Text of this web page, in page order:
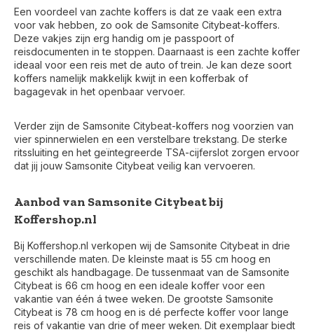
Een voordeel van zachte koffers is dat ze vaak een extra
voor vak hebben, zo ook de Samsonite Citybeat-koffers.
Deze vakjes zijn erg handig om je passpoort of
reisdocumenten in te stoppen. Daarnaast is een zachte koffer
ideaal voor een reis met de auto of trein. Je kan deze soort
koffers namelijk makkelijk kwijt in een kofferbak of
bagagevak in het openbaar vervoer.
Verder zijn de Samsonite Citybeat-koffers nog voorzien van
vier spinnerwielen en een verstelbare trekstang. De sterke
ritssluiting en het geïntegreerde TSA-cijferslot zorgen ervoor
dat jij jouw Samsonite Citybeat veilig kan vervoeren.
Aanbod van Samsonite Citybeat bij
Koffershop.nl
Bij Koffershop.nl verkopen wij de Samsonite Citybeat in drie
verschillende maten. De kleinste maat is 55 cm hoog en
geschikt als handbagage. De tussenmaat van de Samsonite
Citybeat is 66 cm hoog en een ideale koffer voor een
vakantie van één á twee weken. De grootste Samsonite
Citybeat is 78 cm hoog en is dé perfecte koffer voor lange
reis of vakantie van drie of meer weken. Dit exemplaar biedt